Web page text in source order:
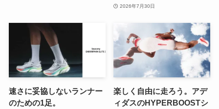
2026年7月30日
速さに妥協しないランナー
のための1足。
楽しく自由に走ろう。アデ
ィダスのHYPERBOOSTシ